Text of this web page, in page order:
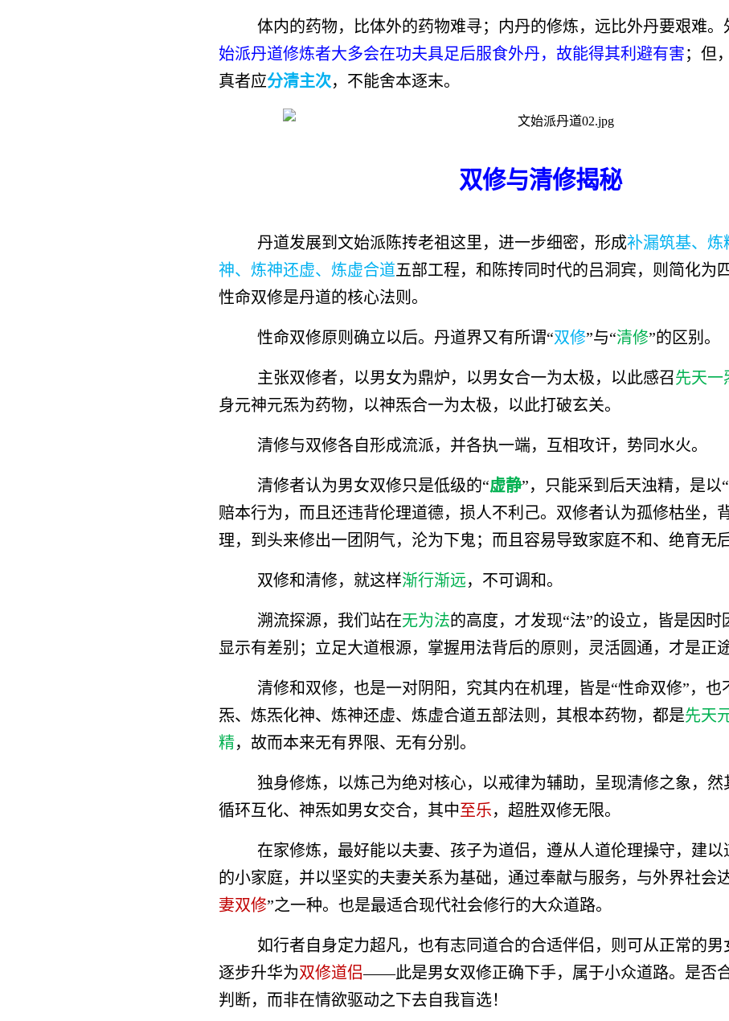
体内的药物，比体外的药物难寻；内丹的修炼，远比外丹要艰难。
始派丹道修炼者大多会在功夫具足后服食外丹，故能得其利避有害；但
真者应分清主次，不能舍本逐末。
双修与清修揭秘
丹道发展到文始派陈抟老祖这里， 进一步细密，形成补漏筑基、炼
神、炼神还虚、炼虚合道五部工程，和陈抟同时代的吕洞宾，则简化为
性命双修是丹道的核心法则。
性命双修原则确立以后。丹道界又有所谓“双修”与“清修”的区别。
主张双修者，以男女为鼎炉，以男女合一为太极，以此感召先天一
身元神元炁为药物，以神炁合一为太极，以此打破玄关。
清修与双修各自形成流派，并各执一端，互相攻讦，势同水火。
清修者认为男女双修只是低级的“虚静”，只能采到后天浊精，是以
赔本行为，而且还违背伦理道德，损人不利己。双修者认为孤修枯坐，
理，到头来修出一团阴气，沦为下鬼；而且容易导致家庭不和、绝育无
双修和清修，就这样渐行渐远，不可调和。
溯流探源，我们站在无为法的高度，才发现“法”的设立，皆是因时
显示有差别；立足大道根源，掌握用法背后的原则，灵活圆通，才是正途
清修和双修，也是一对阴阳，究其内在机理，皆是“性命双修”，也
炁、炼炁化神、炼神还虚、炼虚合道五部法则，其根本药物，都是先天
精，故而本来无有界限、无有分别。
独身修炼，以炼己为绝对核心，以戒律为辅助，呈现清修之象，然
循环互化、神炁如男女交合，其中至乐，超胜双修无限。
在家修炼，最好能以夫妻、孩子为道侣，遵从人道伦理操守，建
的小家庭，并以坚实的夫妻关系为基础，通过奉献与服务，与外界社会
妻双修”之一种。也是最适合现代社会修行的大众道路。
如行者自身定力超凡，也有志同道合的合适伴侣，则可从正常的男
逐步升华为双修道侣——此是男女双修正确下手，属于小众道路。是否
判断，而非在情欲驱动之下去自我盲选！